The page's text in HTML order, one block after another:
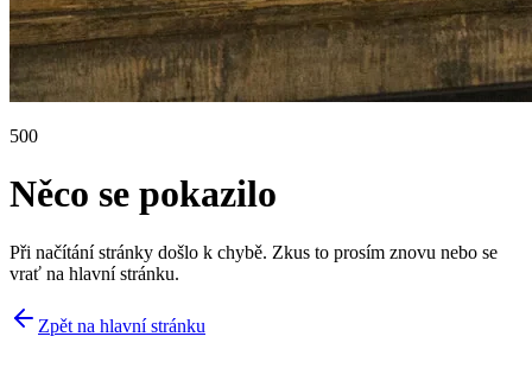
500
Něco se pokazilo
Při načítání stránky došlo k chybě. Zkus to prosím znovu nebo se
vrať na hlavní stránku.
Zpět na hlavní stránku